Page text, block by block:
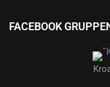
FACEBOOK